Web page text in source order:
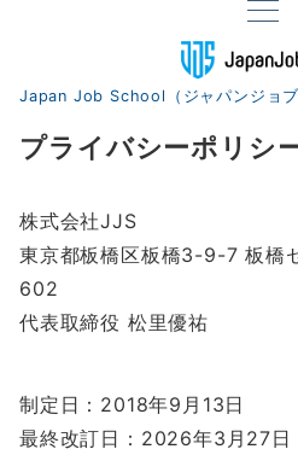
Japan Job School（ジャパンジョブ
プライバシーポリシ
株式会社JJS
東京都板橋区板橋3-9-7 板橋
602
代表取締役 松里優祐
制定日：2018年9月13日
最終改訂日：2026年3月27日